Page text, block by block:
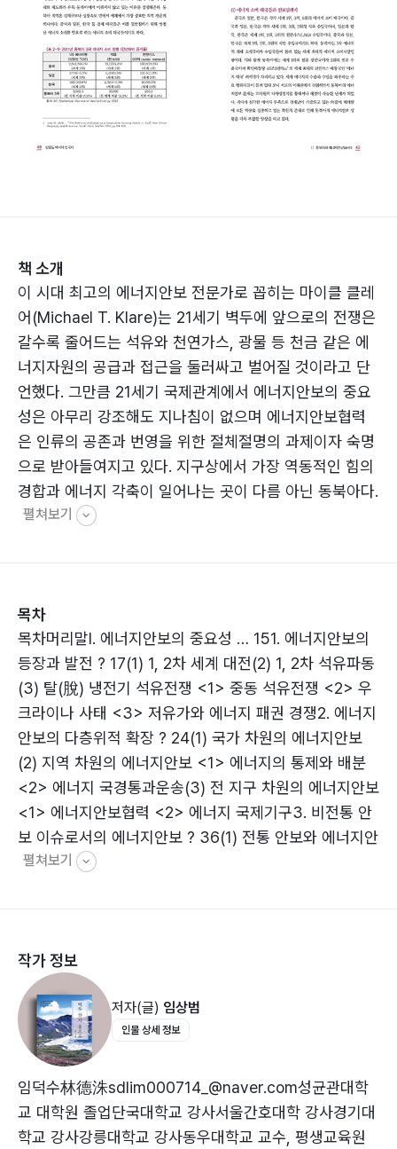
책 소개
이 시대 최고의 에너지안보 전문가로 꼽히는 마이클 클레
어(Michael T. Klare)는 21세기 벽두에 앞으로의 전쟁은
갈수록 줄어드는 석유와 천연가스, 광물 등 천금 같은 에
너지자원의 공급과 접근을 둘러싸고 벌어질 것이라고 단
언했다. 그만큼 21세기 국제관계에서 에너지안보의 중요
성은 아무리 강조해도 지나침이 없으며 에너지안보협력
은 인류의 공존과 번영을 위한 절체절명의 과제이자 숙명
으로 받아들여지고 있다. 지구상에서 가장 역동적인 힘의
경합과 에너지 각축이 일어나는 곳이 다름 아닌 동북아다.
세계 최대 에너지 소비국인 중국을 위시해 일본과 한국까
지판도 변화의 진원지가 됐다. 상호의존의 심화 속에 에너
지협력의 제도화를 통한 다자에너지안보협력체제의 창출
이 지구촌 각 지역에서 활발하게 이뤄지는 것과는 달리 동
북아에서는 여전히 제로섬 게임의 에너지안보관이 지배
하면서 역내국간에 에너지 공동체 인식은 초보적 수준에
그치고 있다. 에너지협력이라는 구심력보다는 자국의 에
너지안보 추구라는 경쟁의 원심력이 강하게 작용하는 에
너지딜레마 상황 때문이다. 에너지가 턱없이 부족한 동북
아 3국은 치열한 에너지 쟁탈전을 벌이면서 켄트 컬더
(Kent E. Calder)가 말했던 이른바 ‘치명적인 삼각 딜레
마(deadly triangle dilemma)’에 빠진 채 좀처럼 출구
반영하고 있다. 기약 없는 남-북-러 에너지 수송 프로젝트
역시 마찬가지다.
펼쳐보기
목차
목차머리말Ⅰ. 에너지안보의 중요성 … 151. 에너지안보의
등장과 발전 ? 17(1) 1, 2차 세계 대전(2) 1, 2차 석유파동
(3) 탈(脫) 냉전기 석유전쟁 <1> 중동 석유전쟁 <2> 우
크라이나 사태 <3> 저유가와 에너지 패권 경쟁2. 에너지
안보의 다층위적 확장 ? 24(1) 국가 차원의 에너지안보
(2) 지역 차원의 에너지안보 <1> 에너지의 통제와 배분
<2> 에너지 국경통과운송(3) 전 지구 차원의 에너지안보
<1> 에너지안보협력 <2> 에너지 국제기구3. 비전통 안
보 이슈로서의 에너지안보 ? 36(1) 전통 안보와 에너지안
보(2) 비전통 안보와 에너지안보4. 에너지안보와 국제정
레마와 각자도생(各自圖生) ? 49(1) 에너지 소비 대국들
과 안보딜레마(2) 각자도생(各自圖生)2. 에너지안보딜레
마의 원인 ? 56(1) 역사적, 인식론적 갈등 구조(2) 대립적
동맹 구조?(3) 영토 분쟁(4) 러시아 편향적 양자 협력 구
조(5) 미국의 존재3. 갈등과 경쟁의 동북아 에너지안보 ?
64(1) 중·일 에너지 갈등 <1> 쐐기 박기: 동시베리아 석
유 파이프라인 <2> 약속 위반: 춘샤오(春?) 가스전 <3>
자원을 통한 위협: 희토류 분쟁 (2) 러·중·일 레버리지 게
펼쳐보기
작가 정보
저자(글) 임상범
인물 상세 정보
임덕수林德洙sdlim000714_@naver.com성균관대학
교 대학원 졸업단국대학교 강사서울간호대학 강사경기대
학교 강사강릉대학교 강사동우대학교 교수, 평생교육원